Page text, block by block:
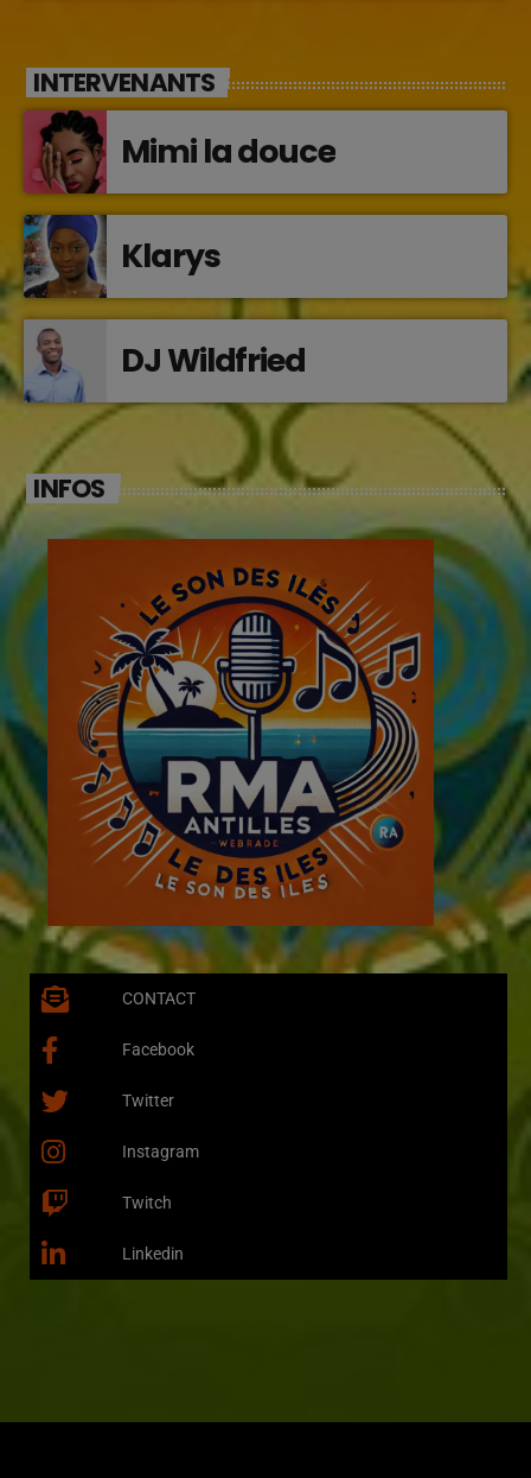
INTERVENANTS
Mimi la douce
Klarys
DJ Wildfried
INFOS
CONTACT
Facebook
Twitter
Instagram
Twitch
Linkedin